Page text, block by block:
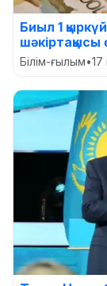
Биыл 1
шәкіртақысы
Білім-ғылым•